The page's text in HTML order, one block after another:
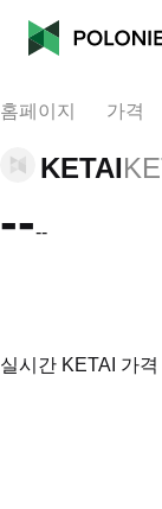
홈페이지 가격
KETAI
----
실시간 KETAI 가격